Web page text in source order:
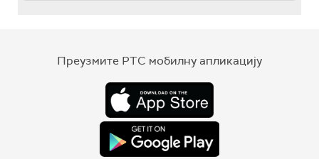
Преузмите РТС мобилну апликацију